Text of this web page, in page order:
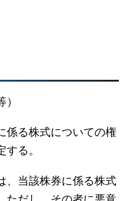
係る株式についての権
る。
当該株券に係る株式